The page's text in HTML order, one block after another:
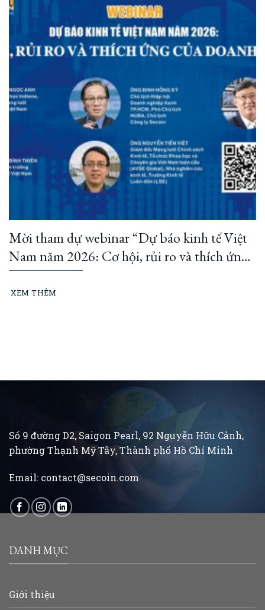
Mời tham dự webinar “Dự báo kinh tế Việt
Nam năm 2026: Cơ hội, rủi ro và thích ứng
của doanh nghiệp”
XEM THÊM
Số 9 đường D2, Saigon Pearl, 92 Nguyễn Hữu Cảnh,
phường Thạnh Mỹ Tây, Thành phố Hồ Chí Minh
Email: contact@secoin.com
DANH MỤC
Giới thiệu